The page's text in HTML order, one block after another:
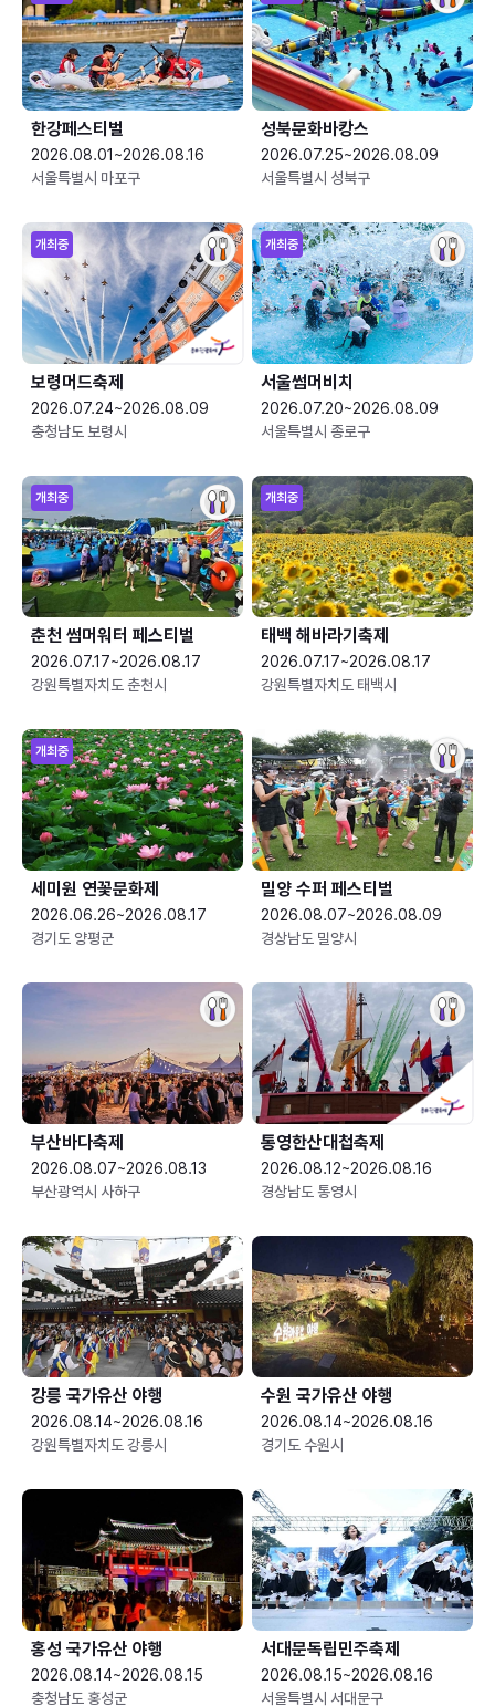
한강페스티벌
2026.08.01~2026.08.16
서울특별시 마포구
성북문화바캉스
2026.07.25~2026.08.09
서울특별시 성북구
개최중
보령머드축제
2026.07.24~2026.08.09
충청남도 보령시
개최중
서울썸머비치
2026.07.20~2026.08.09
서울특별시 종로구
개최중
춘천 썸머워터 페스티벌
2026.07.17~2026.08.17
강원특별자치도 춘천시
개최중
태백 해바라기축제
2026.07.17~2026.08.17
강원특별자치도 태백시
개최중
세미원 연꽃문화제
2026.06.26~2026.08.17
경기도 양평군
밀양 수퍼 페스티벌
2026.08.07~2026.08.09
경상남도 밀양시
부산바다축제
2026.08.07~2026.08.13
부산광역시 사하구
통영한산대첩축제
2026.08.12~2026.08.16
경상남도 통영시
강릉 국가유산 야행
2026.08.14~2026.08.16
강원특별자치도 강릉시
수원 국가유산 야행
2026.08.14~2026.08.16
경기도 수원시
홍성 국가유산 야행
2026.08.14~2026.08.15
충청남도 홍성군
서대문독립민주축제
2026.08.15~2026.08.16
서울특별시 서대문구